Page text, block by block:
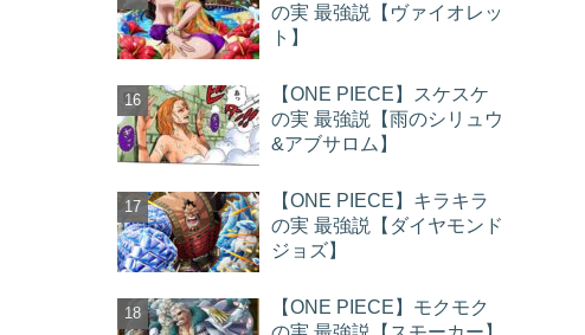
の実 最強説【ヴァイオレッ
ト】
【ONE PIECE】スケスケ
の実 最強説【雨のシリュウ
&アブサロム】
【ONE PIECE】キラキラ
の実 最強説【ダイヤモンド
ジョズ】
【ONE PIECE】モクモク